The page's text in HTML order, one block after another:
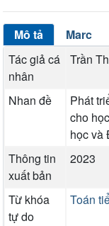
Mô tả Marc
Tác giả cá
nhân
Trần
Nhan đề
Phát
cho
học và
Thông tin
xuất bản
2023
Từ khóa
tự do
Toán